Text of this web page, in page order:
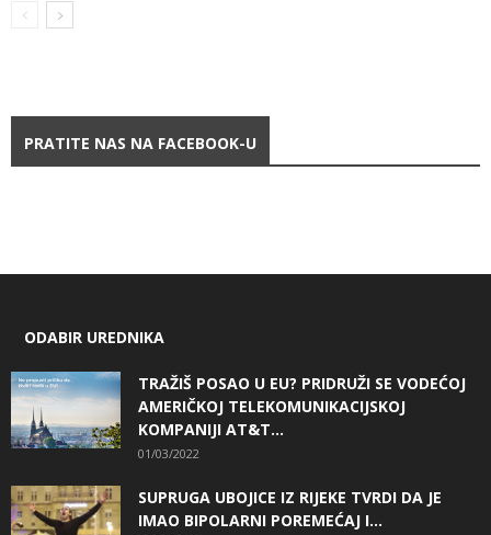
PRATITE NAS NA FACEBOOK-U
ODABIR UREDNIKA
TRAŽIŠ POSAO U EU? PRIDRUŽI SE VODEĆOJ
AMERIČKOJ TELEKOMUNIKACIJSKOJ
KOMPANIJI AT&T...
01/03/2022
SUPRUGA UBOJICE IZ RIJEKE TVRDI DA JE
IMAO BIPOLARNI POREMEĆAJ I...